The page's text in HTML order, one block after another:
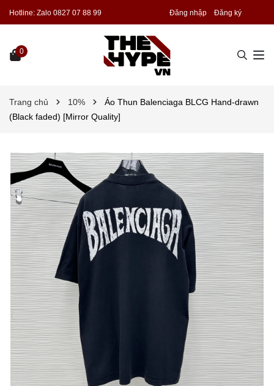
Hotline: Zalo 0827 07 88 99 Đăng nhập Đăng ký
0
Trang chủ 10%
Áo Thun Balenciaga BLCG Hand-drawn
(Black faded) [Mirror Quality]